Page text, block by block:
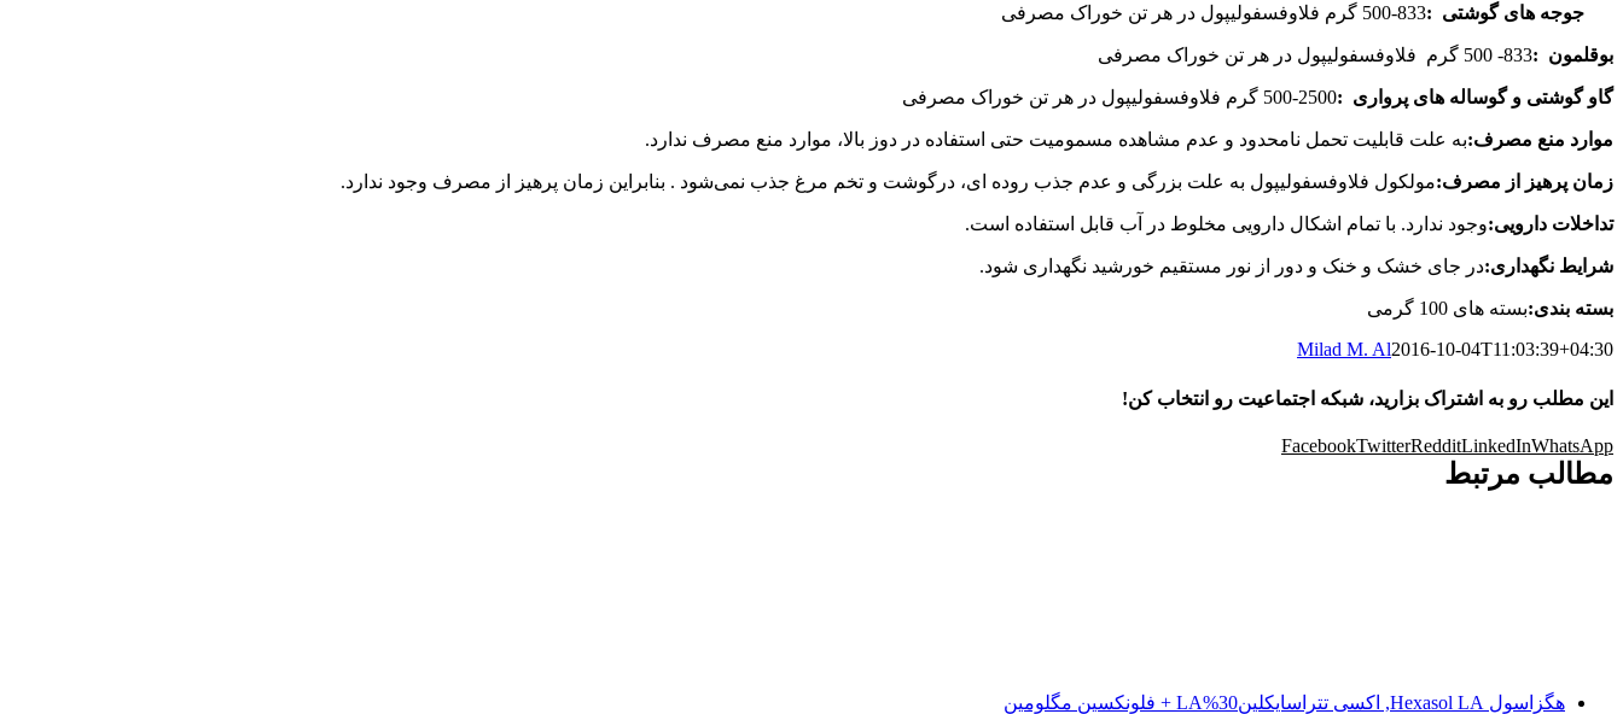
جوجه های گوشتی :833-500 گرم فلاوفسفولیپول در هر تن خوراک مصرفی
بوقلمون :833- 500 گرم فلاوفسفولیپول در هر تن خوراک مصرفی
گاو گوشتی و گوساله های پرواری :2500-500 گرم فلاوفسفولیپول در هر تن خوراک مصرفی
موارد منع مصرف:به علت قابلیت تحمل نامحدود و عدم مشاهده مسمومیت حتی استفاده در دوز بالا، موارد منع مصرف ندارد.
زمان پرهیز از مصرف:مولکول فلاوفسفولیپول به علت بزرگی و عدم جذب روده ای، درگوشت و تخم مرغ جذب نمی‌شود . بنابراین زمان پرهیز از مصرف وجود ندارد.
تداخلات دارویی:وجود ندارد. با تمام اشکال دارویی مخلوط در آب قابل استفاده است.
شرایط نگهداری:در جای خشک و خنک و دور از نور مستقیم خورشید نگهداری شود.
بسته بندی:بسته های 100 گرمی
Milad M. Al2016-10-04T11:03:39+04:30
این مطلب رو به اشتراک بزارید، شبکه اجتماعیت رو انتخاب کن!
FacebookTwitterRedditLinkedInWhatsApp
مطالب مرتبط
هگزاسول Hexasol LA, اکسی تتراسایکلین30%LA + فلونکسین مگلومین